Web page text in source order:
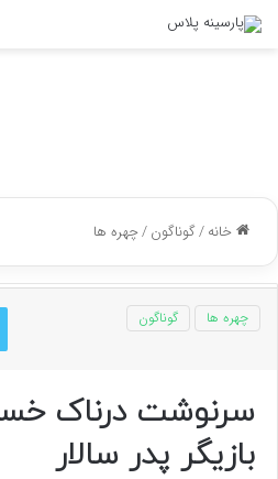
خانه/گوناگون/چهره ها
چهره ها گوناگون
سرنوشت درناک
بازیگر پدر سالار